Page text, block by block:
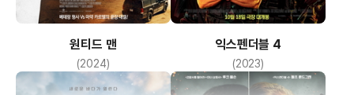
원티드 맨
(2024)
익스펜더블 4
(2023)